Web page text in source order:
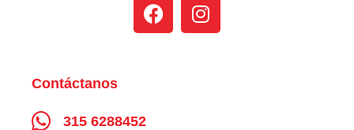
Contáctanos
315 6288452